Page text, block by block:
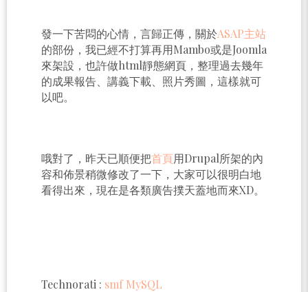
發一下苦悶的心情，言歸正傳，關於ASAP主站
的部份，我已經不打算再用Mambo或是Joomla
來架設，也許做html靜態網頁，整理過去幾年
的成果報告、講義下載、照片秀圖，這樣就可
以吧。
哦對了，昨天已順便把首頁用Drupal所架的內
容和佈景稍微修改了一下，大家可以很明白地
看得出來，現在是各類廣告撲天蓋地而來XD。
Technorati : smf MySQL